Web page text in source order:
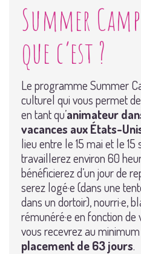
Summer
que c’est ?
Le programme Summer
culturel qui vous permet
en tant qu’animateur
vacances aux États-
lieu entre le 15 mai et le 15
travaillerez environ 60
bénéficierez d’un jour de
serez logé·e (dans une
dans un dortoir), nourri·e,
rémunéré·e en fonction
vous recevrez au minimum
placement de 63 jours.